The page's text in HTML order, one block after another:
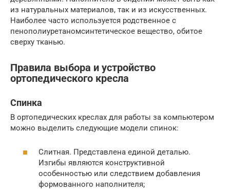
из натуральных материалов, так и из искусственных.
Наиболее часто используется родственное с
пенополиуретаномсинтетическое вещество, обитое
сверху тканью.
Правила выбора и устройство
ортопедического кресла
Спинка
В ортопедических креслах для работы за компьютером
можно выделить следующие модели спинок:
Слитная. Представлена единой деталью.
Изгибы являются конструктивной
особенностью или следствием добавления
формованного наполнителя;